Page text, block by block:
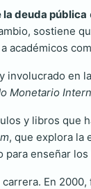
deuda pública
sostiene
en
Monetario
y libros que
, que explora la
enseñar
En